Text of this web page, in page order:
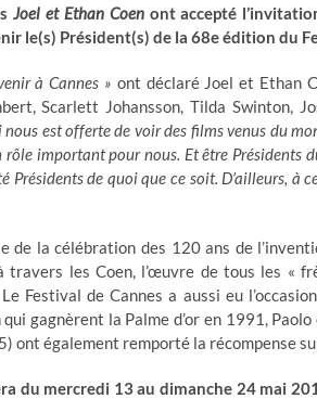
Joel et Ethan Coenont accepté
le(s) Président(s) de la 68e édition du
à Cannes » ont déclaré Joel et Ethan
Scarlett Johansson, Tilda Swinton,
est offerte de voir des films venus du
important pour nous. Et être Présidents
Présidents de quoi que ce soit. D’ailleurs, à
de la célébration des 120 ans de
travers les Coen, l’œuvre de tous les «
Festival de Cannes a aussi eu
gagnèrent la Palme d’or en 1991,
ont également remporté la récompense
du mercredi 13 au dimanche 24 mai